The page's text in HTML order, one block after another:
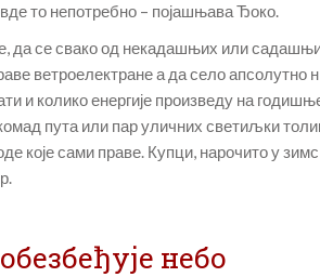
то непотребно – појашњава Ђоко.
да се свако од некадашњих или
ветроелектране а да село апсолутно
и колико енергије произведу на
пута или пар уличних светиљки
које сами праве. Купци, нарочито у
небо